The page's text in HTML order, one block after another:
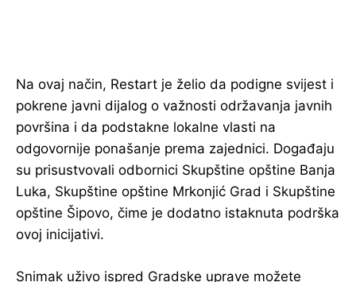
Na ovaj način, Restart je želio da podigne svijest i
pokrene javni dijalog o važnosti održavanja javnih
površina i da podstakne lokalne vlasti na
odgovornije ponašanje prema zajednici. Događaju
su prisustvovali odbornici Skupštine opštine Banja
Luka, Skupštine opštine Mrkonjić Grad i Skupštine
opštine Šipovo, čime je dodatno istaknuta podrška
ovoj inicijativi.
Snimak uživo ispred Gradske uprave možete